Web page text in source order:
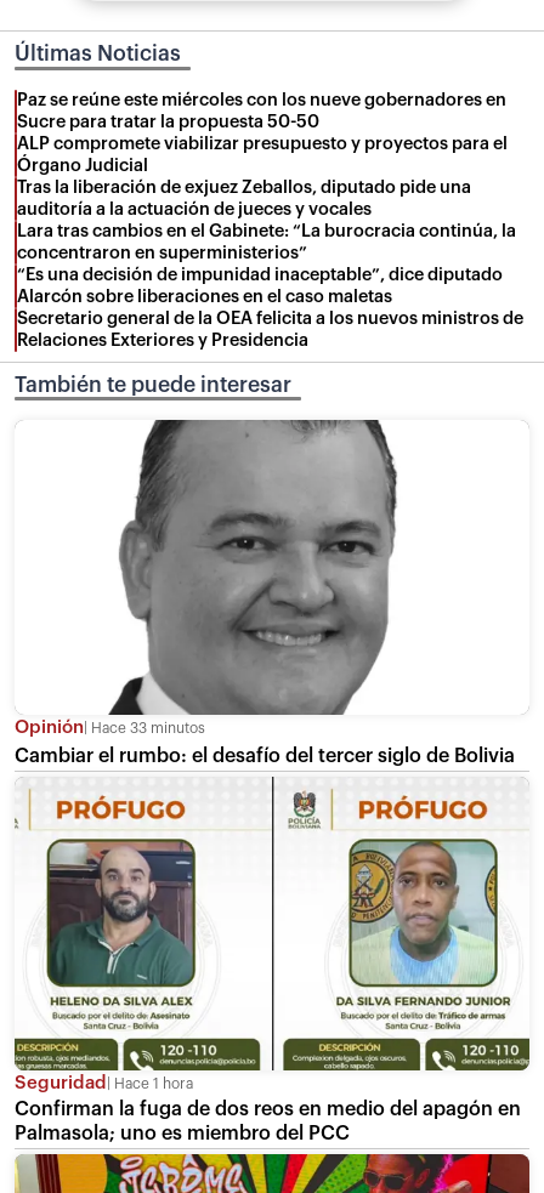
Últimas Noticias
Paz se reúne este miércoles con los nueve gobernadores en
Sucre para tratar la propuesta 50-50
ALP compromete viabilizar presupuesto y proyectos para el
Órgano Judicial
Tras la liberación de exjuez Zeballos, diputado pide una
auditoría a la actuación de jueces y vocales
Lara tras cambios en el Gabinete: “La burocracia continúa, la
concentraron en superministerios”
“Es una decisión de impunidad inaceptable”, dice diputado
Alarcón sobre liberaciones en el caso maletas
Secretario general de la OEA felicita a los nuevos ministros de
Relaciones Exteriores y Presidencia
También te puede interesar
Opinión Hace 33 minutos
Cambiar el rumbo: el desafío del tercer siglo de Bolivia
Seguridad Hace 1 hora
Confirman la fuga de dos reos en medio del apagón en
Palmasola; uno es miembro del PCC